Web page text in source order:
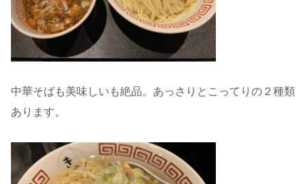
中華そばも美味しいも絶品。あっさりとこってりの２種類
あります。